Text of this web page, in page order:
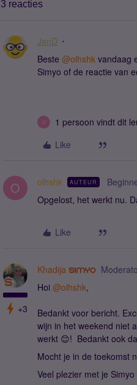
3 reacties
JanD
Beste ​ @olhshk vandaag
Simyo of de reactie van
O
1 persoon vindt dit
Like
O olhshk AUTEUR
Opgelost, het werkt nu.
Like
+3
Khadija
Hoi ​ @olhshk,
Bedankt voor bericht.
wijn in het weekend niet
werkt 😊! Bedankt ook
Mocht je in de toekomst
Veel plezier met je